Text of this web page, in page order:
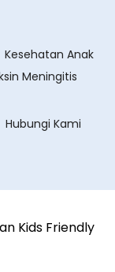
Kesehatan Anak
Meningitis
Hubungi Kami